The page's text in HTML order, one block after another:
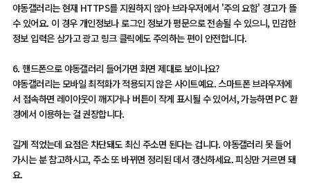
야동갤러리는 현재 HTTPS를 지원하지 않아 브라우저에서 '주의 요함' 경고가 뜰
수 있어요. 이 경우 개인정보나 로그인 정보가 평문으로 전송될 수 있으니, 민감한
정보 입력은 삼가고 광고 링크 클릭에도 주의하는 편이 안전합니다.
6. 핸드폰으로 야동갤러리 들어가면 화면 제대로 보이나요?
야동갤러리는 모바일 최적화가 적용되지 않은 사이트예요. 스마트폰 브라우저에
서 접속하면 레이아웃이 깨지거나 버튼이 작게 표시될 수 있어서, 가능하면 PC 환
경에서 이용하는 걸 권장합니다.
길게 적었는데 요점은 차단돼도 최신 주소면 된다는 겁니다. 야동갤러리 못 들어
가시는 분 참고하시고, 주소 또 바뀌면 정리된 데서 갱신하세요. 피싱만 거르면 돼
요.